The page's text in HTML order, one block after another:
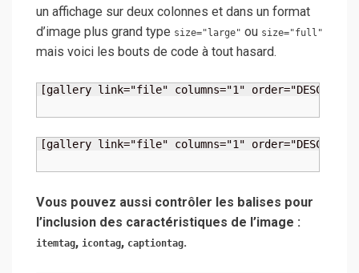
un affichage sur deux colonnes et dans un format
d’image plus grand type size="large" ou size="full"
mais voici les bouts de code à tout hasard.
[gallery link="file" columns="1" order="DESC"
[gallery link="file" columns="1" order="DESC"
Vous pouvez aussi contrôler les balises pour
l’inclusion des caractéristiques de l’image :
itemtag, icontag, captiontag.